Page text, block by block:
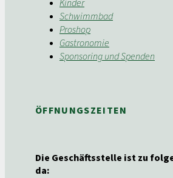
Kinder
Schwimmbad
Proshop
Gastronomie
Sponsoring und Spenden
ÖFFNUNGSZEITEN
Die Geschäftsstelle ist zu
da: